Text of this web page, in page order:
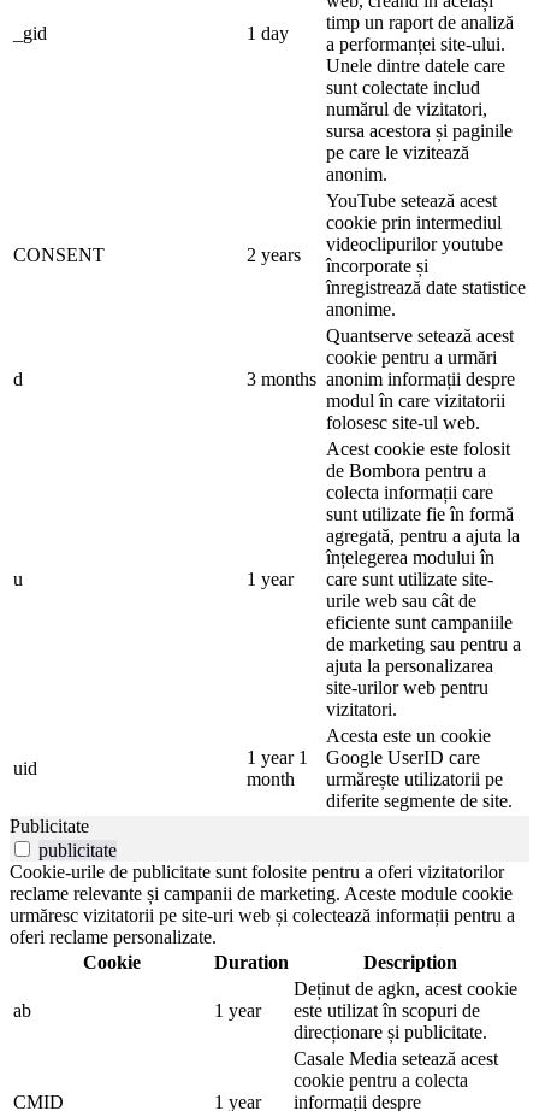
_gid 1 day
timp un raport de analiză
a performanței site-ului.
Unele dintre datele care
sunt colectate includ
numărul de vizitatori,
sursa acestora și paginile
pe care le vizitează
anonim.
CONSENT 2 years
YouTube setează acest
cookie prin intermediul
videoclipurilor youtube
încorporate și
înregistrează date statistice
anonime.
d 3 months
Quantserve setează acest
cookie pentru a urmări
anonim informații despre
modul în care vizitatorii
folosesc site-ul web.
u 1 year
Acest cookie este folosit
de Bombora pentru a
colecta informații care
sunt utilizate fie în formă
agregată, pentru a ajuta la
înțelegerea modului în
care sunt utilizate site-
urile web sau cât de
eficiente sunt campaniile
de marketing sau pentru a
ajuta la personalizarea
site-urilor web pentru
vizitatori.
uid
1 year 1
month
Acesta este un cookie
Google UserID care
urmărește utilizatorii pe
diferite segmente de site.
Publicitate
publicitate
Cookie-urile de publicitate sunt folosite pentru a oferi vizitatorilor
reclame relevante și campanii de marketing. Aceste module cookie
urmăresc vizitatorii pe site-uri web și colectează informații pentru a
oferi reclame personalizate.
Cookie
Duration Description
ab 1 year
Deținut de agkn, acest cookie
este utilizat în scopuri de
direcționare și publicitate.
CMID 1 year
Casale Media setează acest
cookie pentru a colecta
informații despre